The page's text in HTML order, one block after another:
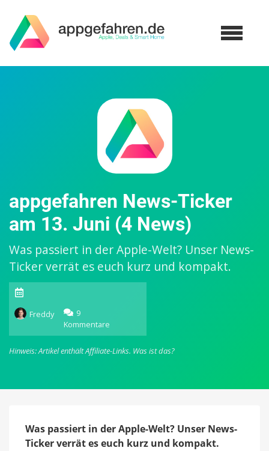
appgefahren News-Ticker
am 13. Juni (4 News)
Was passiert in der Apple-Welt? Unser News-
Ticker verrät es euch kurz und kompakt.
Freddy
9
Kommentare
appgefahren
News-
Juni
Hinweis: Artikel enthält Affiliate-Links. Was ist das?
Was passiert in der Apple-Welt? Unser News-
Ticker verrät es euch kurz und kompakt.